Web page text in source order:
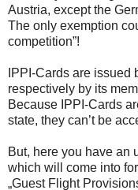
Austria, except the
The only exemption
competition”!
IPPI-Cards are issued
respectively by its
Because IPPI-Cards
state, they can’t be
But, here you have an
which will come into
„Guest Flight